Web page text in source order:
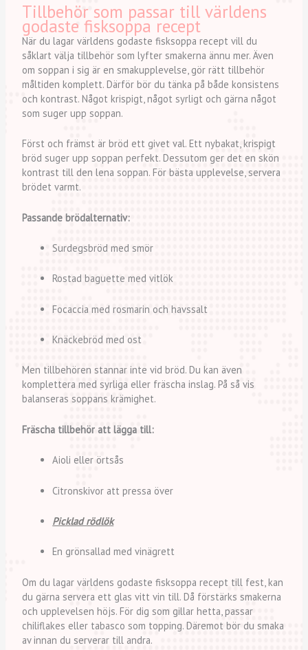
Tillbehör som passar till världens
godaste fisksoppa recept
När du lagar världens godaste fisksoppa recept vill du
såklart välja tillbehör som lyfter smakerna ännu mer. Även
om soppan i sig är en smakupplevelse, gör rätt tillbehör
måltiden komplett. Därför bör du tänka på både konsistens
och kontrast. Något krispigt, något syrligt och gärna något
som suger upp soppan.
Först och främst är bröd ett givet val. Ett nybakat, krispigt
bröd suger upp soppan perfekt. Dessutom ger det en skön
kontrast till den lena soppan. För bästa upplevelse, servera
brödet varmt.
Passande brödalternativ:
Surdegsbröd med smör
Rostad baguette med vitlök
Focaccia med rosmarin och havssalt
Knäckebröd med ost
Men tillbehören stannar inte vid bröd. Du kan även
komplettera med syrliga eller fräscha inslag. På så vis
balanseras soppans krämighet.
Fräscha tillbehör att lägga till:
Aioli eller örtsås
Citronskivor att pressa över
Picklad rödlök
En grönsallad med vinägrett
Om du lagar världens godaste fisksoppa recept till fest, kan
du gärna servera ett glas vitt vin till. Då förstärks smakerna
och upplevelsen höjs. För dig som gillar hetta, passar
chiliflakes eller tabasco som topping. Däremot bör du smaka
av innan du serverar till andra.